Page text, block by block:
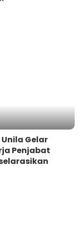
Gelar
Penjabat